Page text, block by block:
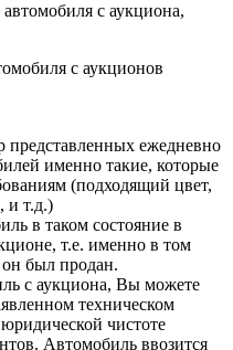
с аукциона,
с аукционов
ежедневно
именно такие, которые
(подходящий цвет,
и т.д.)
в таком состояние в
т.е. именно в том
был продан.
с аукциона, Вы можете
техническом
чистоте
Автомобиль ввозится